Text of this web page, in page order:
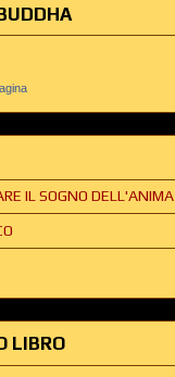
IL SOGNO DELL'ANIMA
LIBRO